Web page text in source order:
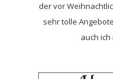
der vor
sehr tolle
auch